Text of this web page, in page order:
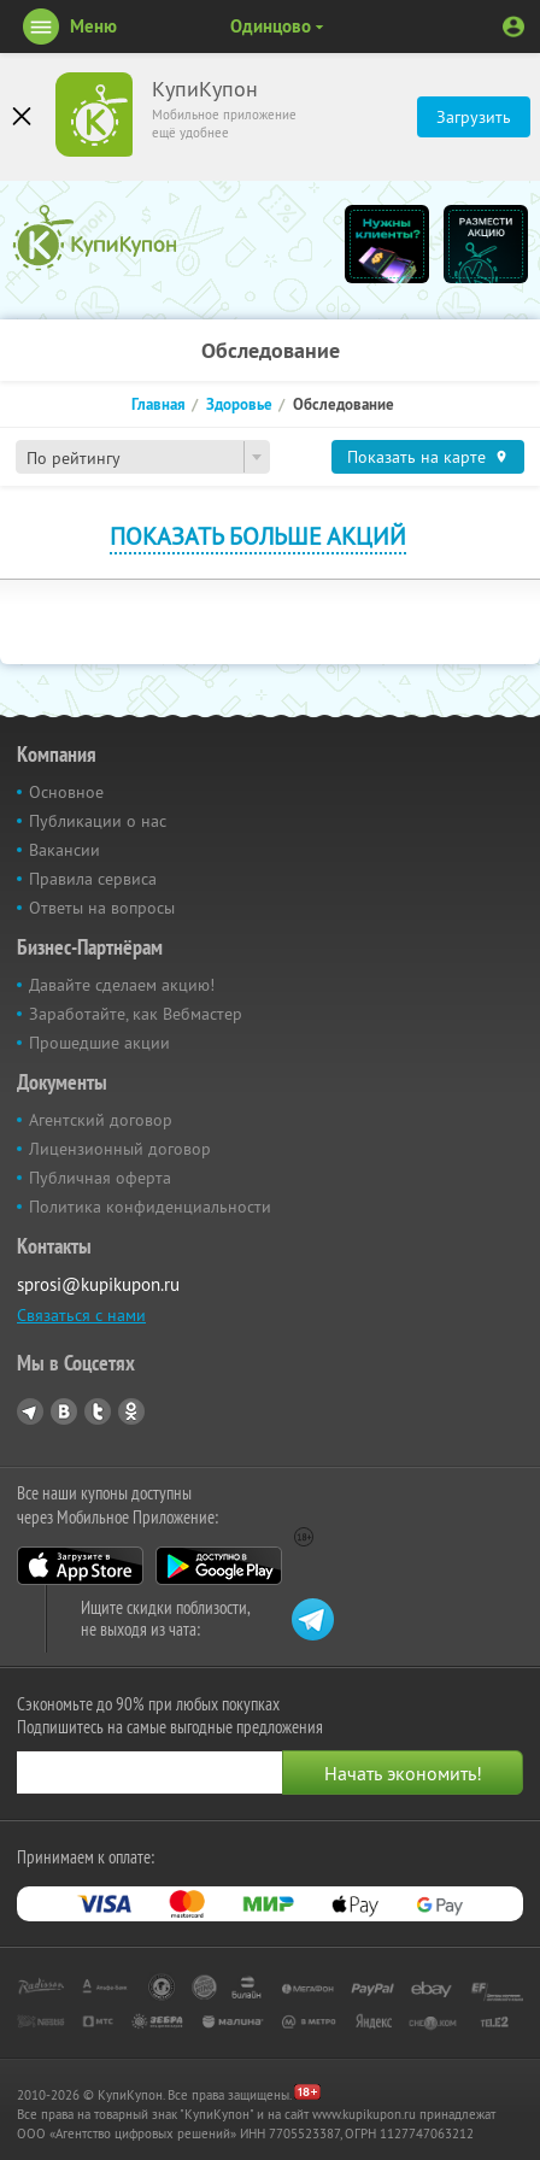
КупиКупон
Мобильное приложение
ещё удобнее
Загрузить
Меню Одинцово
Обследование
По рейтингу
Главная Здоровье Обследование
Показать на карте
ПОКАЗАТЬ БОЛЬШЕ АКЦИЙ
Компания
Основное
Публикации о нас
Вакансии
Правила сервиса
Ответы на вопросы
Бизнес-Партнёрам
Давайте сделаем акцию!
Заработайте, как Вебмастер
Прошедшие акции
Документы
Агентский договор
Лицензионный договор
Публичная оферта
Политика конфиденциальности
Контакты
sprosi@kupikupon.ru
Связаться с нами
Мы в Соцсетях
Все наши купоны доступны
через Мобильное Приложение:
Ищите скидки поблизости,
не выходя из чата:
Сэкономьте до 90% при любых покупках
Подпишитесь на самые выгодные предложения
Принимаем к оплате:
2010-2026 © КупиКупон. Все права защищены.
Все права на товарный знак "КупиКупон" и на сайт www.kupikupon.ru принадлежат
OOO «Агентство цифровых решений» ИНН 7705523387, ОГРН 1127747063212